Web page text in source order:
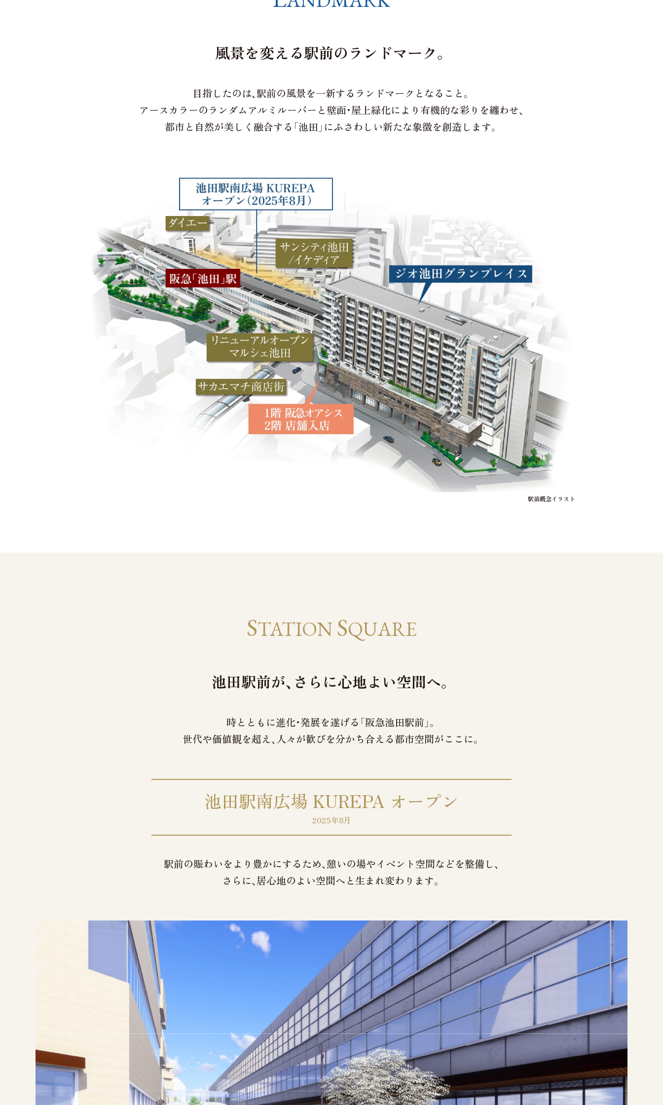
風景を変える駅前のランドマーク。
目指したのは、駅前の風景を一新する ランドマークとなること。
アースカラーの ランダムアルミルーバーと壁面・屋上緑化により 有機的な彩りを纏わせ、
都市と自然が美しく融合する 「池田」にふさわしい新たな象徴を創造します。
駅前概念イラスト
STATION SQUARE
池田駅前が、 さらに心地よい空間へ。
時とともに進化・発展を遂げる 「阪急池田駅前」。
世代や価値観を超え、 人々が歓びを分かち合える都市空間が ここに。
池田駅南広場 KUREPA オープン
2025年8月
駅前の賑わいをより豊かにするため、憩いの場やイベント空間などを整備し、
さらに、居心地のよい空間へと生まれ変わります。